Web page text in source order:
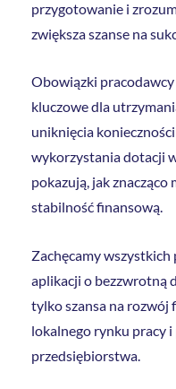
przygotowanie i
zwiększa szanse na
Obowiązki
kluczowe dla
uniknięcia
wykorzystania dotacji
pokazują, jak znacząco
stabilność finansową.
Zachęcamy
aplikacji o bezzwrotną
tylko szansa na rozwój
lokalnego rynku pracy
przedsiębiorstwa.